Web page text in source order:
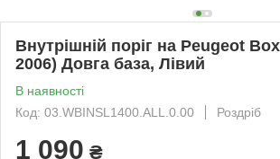
Внутрішній поріг на Peugeot
2006) Довга база, Лівий
В наявності
Код: 03.WBINSL1400.ALL.0.00
Роздріб
1 090 ₴